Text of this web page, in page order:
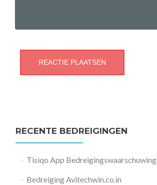
RECENTE BEDREIGINGEN
Tisiqo App Bedreigingswaarschuwing
Bedreiging Avitechwin.co.in